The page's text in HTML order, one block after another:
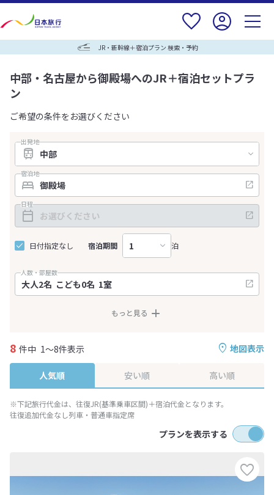
JR・新幹線＋宿泊プラン 検索・予約
中部・名古屋から御殿場へのJR＋宿泊セットプラ
ン
ご希望の条件をお選びください
出発地
宿泊地
日程
日付指定なし 宿泊期間 泊
人数・部屋数
もっと見る
地図表示
8 件中 1～8件表示
人気順 安い順 高い順
※下記旅行代金は、往復JR(基準乗車区間)＋宿泊代金となります。
往復追加代金なし列車・普通車指定席
プランを表示する